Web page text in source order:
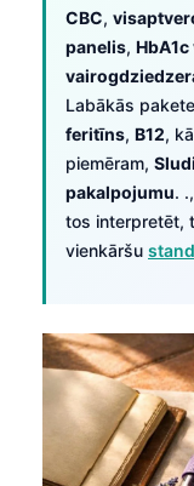
CBC,
panelis,
Labākās
feritīns, B12,
piemēram,
pakalpojumu. .,
tos interpretēt,
vienkāršu